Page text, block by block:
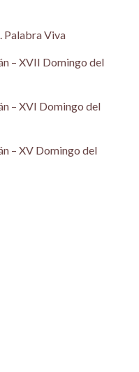
Palabra Viva
– XVII Domingo del
– XVI Domingo del
– XV Domingo del